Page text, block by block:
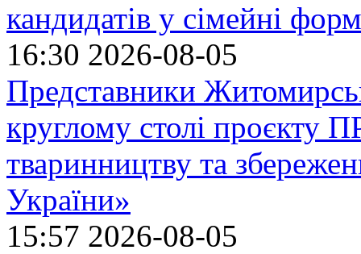
кандидатів у сімейні
16:30 2026-08-05
Представники
круглому столі проєкту
тваринництву та
України»
15:57 2026-08-05